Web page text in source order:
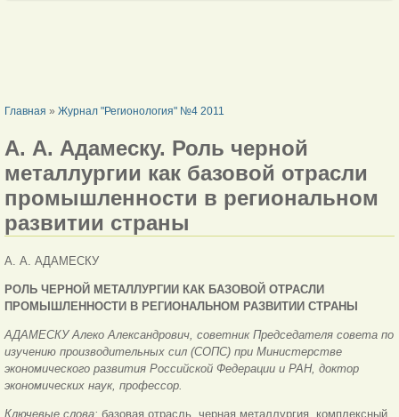
ВЫ ЗДЕСЬ
Главная » Журнал "Регионология" №4 2011
А. А. Адамеску. Роль черной
металлургии как базовой отрасли
промышленности в региональном
развитии страны
А. А. АДАМЕСКУ
РОЛЬ ЧЕРНОЙ МЕТАЛЛУРГИИ КАК БАЗОВОЙ ОТРАСЛИ
ПРОМЫШЛЕННОСТИ В РЕГИОНАЛЬНОМ РАЗВИТИИ СТРАНЫ
АДАМЕСКУ Алеко Александрович, советник Председателя совета по
изучению производительных сил (СОПС) при Министерстве
экономического развития Российской Федерации и РАН, доктор
экономических наук, профессор.
Ключевые слова: базовая отрасль, черная металлургия, комплексный